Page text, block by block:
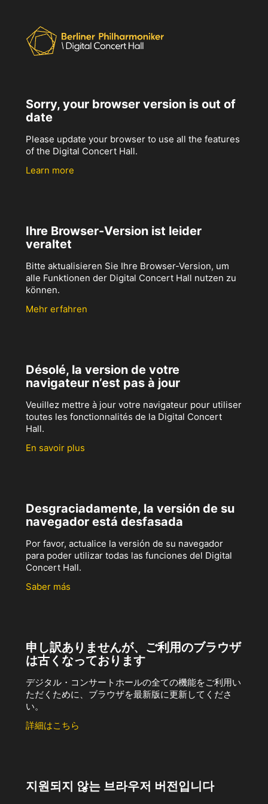
Sorry, your browser version is out of
date
Please update your browser to use all the features
of the Digital Concert Hall.
Learn more
Ihre Browser-Version ist leider
veraltet
Bitte aktualisieren Sie Ihre Browser-Version, um
alle Funktionen der Digital Concert Hall nutzen zu
können.
Mehr erfahren
Désolé, la version de votre
navigateur n’est pas à jour
Veuillez mettre à jour votre navigateur pour utiliser
toutes les fonctionnalités de la Digital Concert
Hall.
En savoir plus
Desgraciadamente, la versión de su
navegador está desfasada
Por favor, actualice la versión de su navegador
para poder utilizar todas las funciones del Digital
Concert Hall.
Saber más
申し訳ありませんが、ご利用のブラウザ
は古くなっております
デジタル・コンサートホールの全ての機能をご利用い
ただくために、ブラウザを最新版に更新してくださ
い。
詳細はこちら
지원되지 않는 브라우저 버전입니다